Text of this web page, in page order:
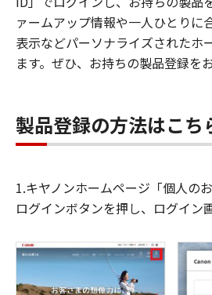
ァームアップ情報や一人ひとりに
表示などパーソナライズされたホ
ます。ぜひ、お持ちの製品登録を
製品登録の方法はこち
1.キヤノンホームページ「個人の
ログインボタンを押し、ログイン